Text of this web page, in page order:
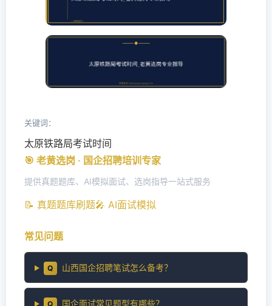
关键词：
太原铁路局考试时间
🎯 老黄选岗 · 国企招聘培训专家
提供真题题库、AI模拟面试、选岗指导一站式服务
📝 真题题库刷题🎤 AI面试模拟
常见问题
Q 山西国企招聘笔试怎么备考？
Q 国企面试常见题型有哪些？